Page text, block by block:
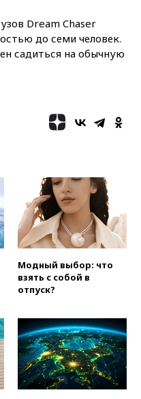
Лукашенко призвал
покупать избы в
США и Колумбия
координацию
кризиса
В Минстрое сравнили
жилья в Нью-Йорке и
Трамп попросил
его с круглого стола
чтобы «вести
попасть из Марокко в
на параплане
FT: ЕС не готов принять в
Украину из-за уровня
Dream Chaser
до семи человек.
садиться на обычную
Модный выбор: что
взять с собой в
отпуск?